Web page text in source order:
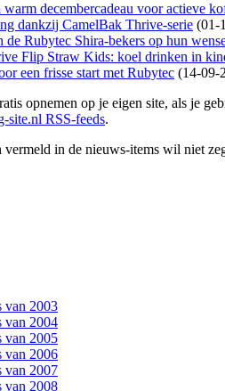
decembercadeau voor actieve
dankzij CamelBak Thrive-serie (01-
de Rubytec Shira-bekers op hun
Flip Straw Kids: koel drinken in
een frisse start met Rubytec (14-09-
opnemen op je eigen site, als je
site.nl RSS-feeds.
in de nieuws-items wil niet
van 2003
van 2004
van 2005
van 2006
van 2007
van 2008